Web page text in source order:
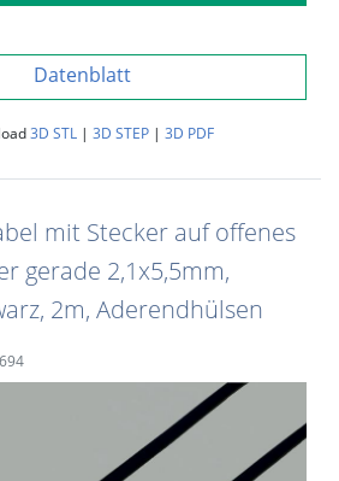
Datenblatt
3D STL| 3D STEP| 3D PDF
mit Stecker auf offenes
gerade 2,1x5,5mm,
2m, Aderendhülsen